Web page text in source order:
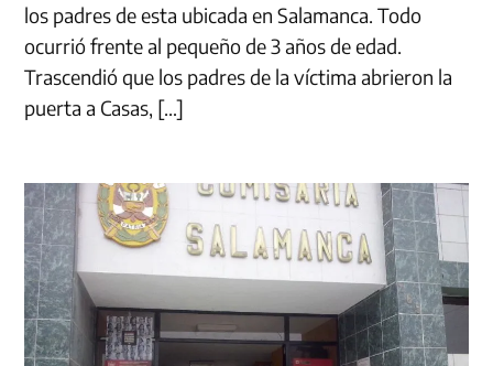
los padres de esta ubicada en Salamanca. Todo
ocurrió frente al pequeño de 3 años de edad.
Trascendió que los padres de la víctima abrieron la
puerta a Casas, […]